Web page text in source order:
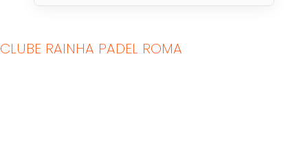
CLUBE RAINHA PADEL ROMA